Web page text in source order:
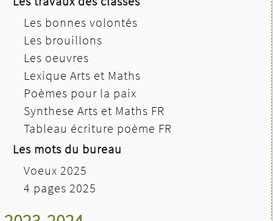
Les bonnes volontés
Les brouillons
Les oeuvres
Lexique Arts et Maths
Poèmes pour la paix
Synthese Arts et Maths FR
Tableau écriture poème FR
Les mots du bureau
Voeux 2025
4 pages 2025